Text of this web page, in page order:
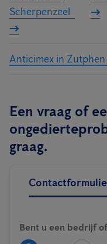
Scherpenzeel
Anticimex in Zutphen
Een vraag of
graag.
Bent u een bedrijf